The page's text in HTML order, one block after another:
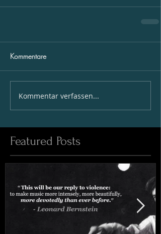
Kommentare
Kommentar verfassen...
Featured Posts